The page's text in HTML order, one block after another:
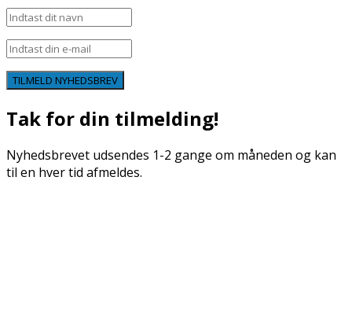
TILMELD NYHEDSBREV
Tak for din tilmelding!
Nyhedsbrevet udsendes 1-2 gange om måneden og kan
til en hver tid afmeldes.